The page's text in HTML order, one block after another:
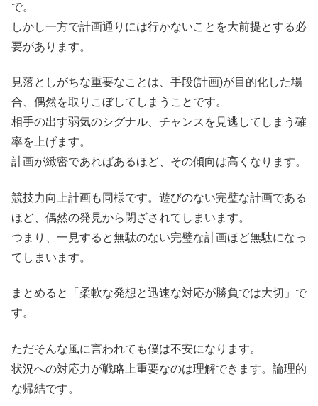
で。
しかし一方で計画通りには行かないことを大前提とする必
要があります。
見落としがちな重要なことは、手段(計画)が目的化した場
合、偶然を取りこぼしてしまうことです。
相手の出す弱気のシグナル、チャンスを見逃してしまう確
率を上げます。
計画が緻密であればあるほど、その傾向は高くなります。
競技力向上計画も同様です。遊びのない完璧な計画である
ほど、偶然の発見から閉ざされてしまいます。
つまり、一見すると無駄のない完璧な計画ほど無駄になっ
てしまいます。
まとめると「柔軟な発想と迅速な対応が勝負では大切」で
す。
ただそんな風に言われても僕は不安になります。
状況への対応力が戦略上重要なのは理解できます。論理的
な帰結です。